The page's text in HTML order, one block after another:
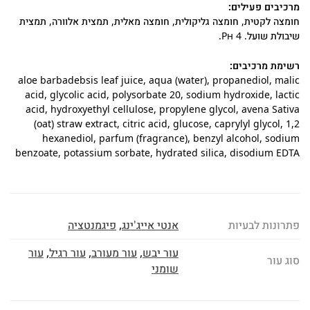
מרכיבים פעילים:
חומצה לקטית, חומצה גליקולית, חומצה מאלית, תמצית אלוורה, תמצית
שיבולת שועל. Рн 4.
רשימת מרכיבים:
aloe barbadebsis leaf juice, aqua (water), propanediol, malic
acid, glycolic acid, polysorbate 20, sodium hydroxide, lactic
acid, hydroxyethyl cellulose, propylene glycol, avena Sativa
(oat) straw extract, citric acid, glucose, caprylyl glycol, 1,2
hexanediol, parfum (fragrance), benzyl alcohol, sodium
benzoate, potassium sorbate, hydrated silica, disodium EDTA
פתרונות לבעיות אנטי אייג'ינג, פיגמנטציה
סוג עור עור יבש, עור מעורב, עור רגיל, עור
שומני